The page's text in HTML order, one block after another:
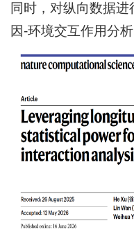
同时，对纵向数据
因-环境交互作用分析